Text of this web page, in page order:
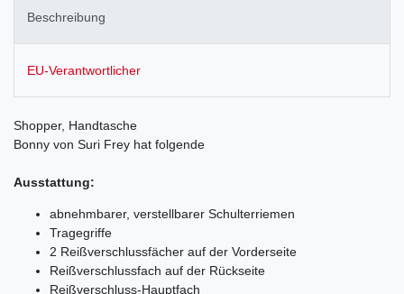
Beschreibung
EU-Verantwortlicher
Shopper, Handtasche
Bonny von Suri Frey hat folgende
Ausstattung:
abnehmbarer, verstellbarer Schulterriemen
Tragegriffe
2 Reißverschlussfächer auf der Vorderseite
Reißverschlussfach auf der Rückseite
Reißverschluss-Hauptfach